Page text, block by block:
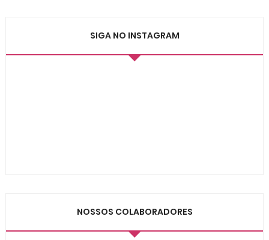
SIGA NO INSTAGRAM
NOSSOS COLABORADORES